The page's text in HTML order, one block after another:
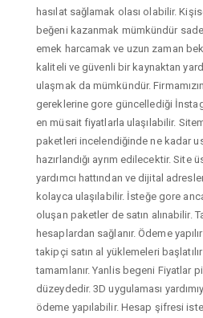
hasılat sağlamak olası olabilir.
beğeni kazanmak mümkündür
emek harcamak ve uzun zaman
kaliteli ve güvenli bir kaynaktan
ulaşmak da mümkündür.
gereklerine gore güncellediği
en müsait fiyatlarla ulaşılabilir.
paketleri incelendiğinde ne kadar
hazırlandığı ayrım edilecektir. Site
yardımcı hattından ve dijital
kolayca ulaşılabilir. İsteğe gore
oluşan paketler de satın alınabilir.
hesaplardan sağlanır. Ödeme
takipçi satın al yüklemeleri
tamamlanır. Yanlis begeni Fiyatlar
düzeydedir. 3D uygulaması
ödeme yapılabilir. Hesap şifresi